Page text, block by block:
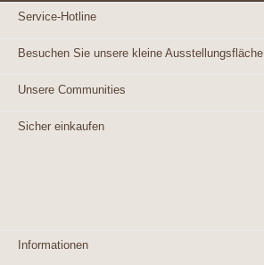
Service-Hotline
Besuchen Sie unsere kleine Ausstellungsfläche
Unsere Communities
Sicher einkaufen
Informationen